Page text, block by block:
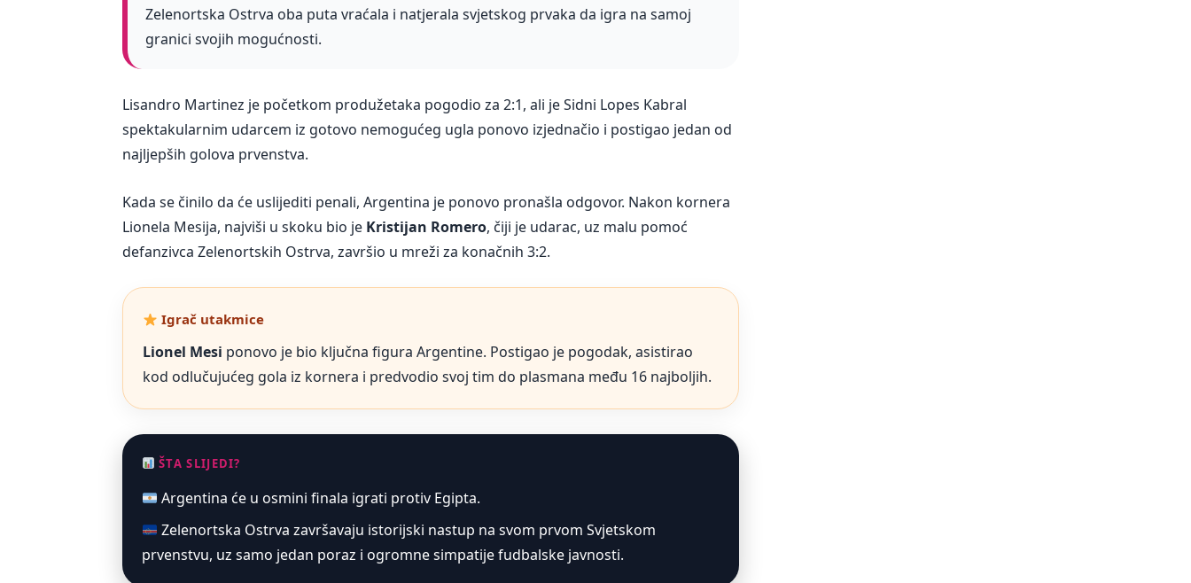
Zelenortska Ostrva oba puta vraćala i natjerala svjetskog prvaka da igra na samoj
granici svojih mogućnosti.
Lisandro Martinez je početkom produžetaka pogodio za 2:1, ali je Sidni Lopes Kabral
spektakularnim udarcem iz gotovo nemogućeg ugla ponovo izjednačio i postigao jedan od
najljepših golova prvenstva.
Kada se činilo da će uslijediti penali, Argentina je ponovo pronašla odgovor. Nakon kornera
Lionela Mesija, najviši u skoku bio je Kristijan Romero, čiji je udarac, uz malu pomoć
defanzivca Zelenortskih Ostrva, završio u mreži za konačnih 3:2.
Igrač utakmice
Lionel Mesi ponovo je bio ključna figura Argentine. Postigao je pogodak, asistirao
kod odlučujućeg gola iz kornera i predvodio svoj tim do plasmana među 16 najboljih.
ŠTA SLIJEDI?
Argentina će u osmini finala igrati protiv Egipta.
Zelenortska Ostrva završavaju istorijski nastup na svom prvom Svjetskom
prvenstvu, uz samo jedan poraz i ogromne simpatije fudbalske javnosti.